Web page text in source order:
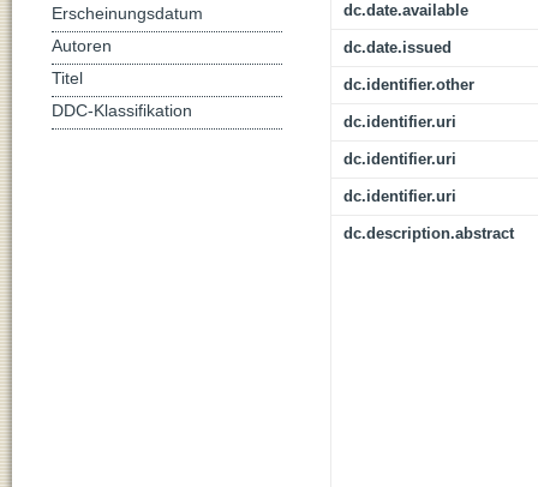
dc.date.available
dc.date.issued
dc.identifier.other
dc.identifier.uri
dc.identifier.uri
dc.identifier.uri
dc.description.abstract
Erscheinungsdatum
Autoren
Titel
DDC-Klassifikation